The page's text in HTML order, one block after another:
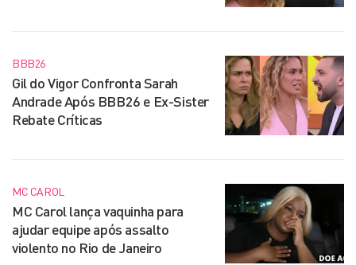
BBB26
Gil do Vigor Confronta Sarah
Andrade Após BBB26 e Ex-Sister
Rebate Críticas
MC CAROL
MC Carol lança vaquinha para
ajudar equipe após assalto
violento no Rio de Janeiro